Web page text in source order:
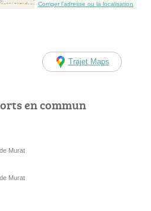
Corriger l’adresse ou la localisation
Trajet Maps
en commun
Murat
Murat